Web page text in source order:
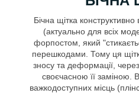
Бічна щітка
(актуально для всіх
форпостом, який
перешкодами. Тому ця
зносу та деформації,
своєчасною її заміною.
важкодоступних місць